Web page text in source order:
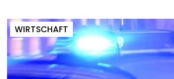
WIRTSCHAFT